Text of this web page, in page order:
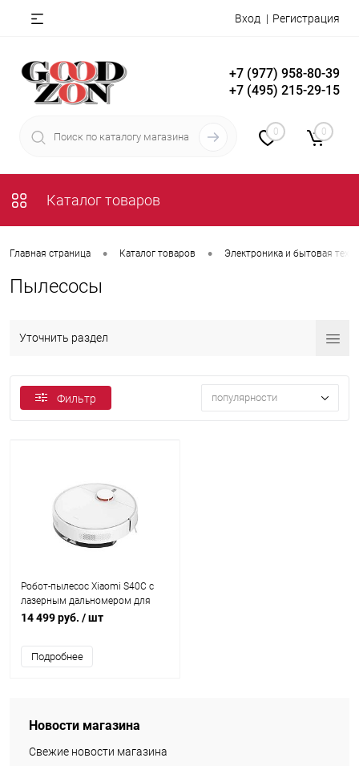
Вход Регистрация
+7 (977) 958-80-39
+7 (495) 215-29-15
0 0
Каталог товаров
Главная страница • Каталог товаров • Электроника и бытовая
Пылесосы
Уточнить раздел
Фильтр популярности
Робот-пылесос Xiaomi S40C с
лазерным дальномером для
сухой и влажной уборки, белый
14 499 руб. / шт
Подробнее
Новости магазина
Свежие новости магазина